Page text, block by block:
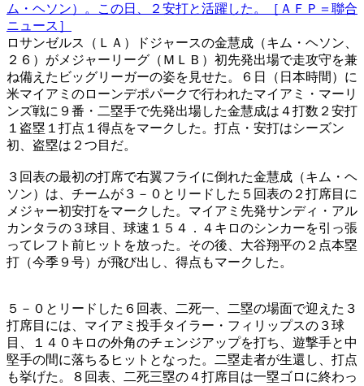
ム・ヘソン）。この日、２安打と活躍した。［ＡＦＰ＝聯合
ニュース］
ロサンゼルス（ＬＡ）ドジャースの金慧成（キム・ヘソン、
２６）がメジャーリーグ（ＭＬＢ）初先発出場で走攻守を兼
ね備えたビッグリーガーの姿を見せた。６日（日本時間）に
米マイアミのローンデポパークで行われたマイアミ・マーリ
ンズ戦に９番・二塁手で先発出場した金慧成は４打数２安打
１盗塁１打点１得点をマークした。打点・安打はシーズン
初、盗塁は２つ目だ。
３回表の最初の打席で右翼フライに倒れた金慧成（キム・ヘ
ソン）は、チームが３－０とリードした５回表の２打席目に
メジャー初安打をマークした。マイアミ先発サンディ・アル
カンタラの３球目、球速１５４．４キロのシンカーを引っ張
ってレフト前ヒットを放った。その後、大谷翔平の２点本塁
打（今季９号）が飛び出し、得点もマークした。
５－０とリードした６回表、二死一、二塁の場面で迎えた３
打席目には、マイアミ投手タイラー・フィリップスの３球
目、１４０キロの外角のチェンジアップを打ち、遊撃手と中
堅手の間に落ちるヒットとなった。二塁走者が生還し、打点
も挙げた。８回表、二死三塁の４打席目は一塁ゴロに終わっ